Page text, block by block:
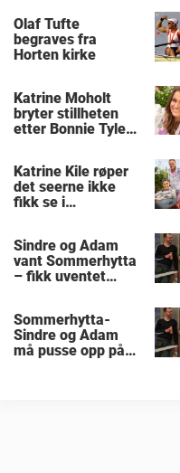
Olaf Tufte
begraves fra
Horten kirke
Katrine Moholt
bryter stillheten
etter Bonnie Tylers
Katrine Kile røper
det seerne ikke
fikk se i
Sindre og Adam
vant Sommerhytta
– fikk uventet
Sommerhytta-
Sindre og Adam
må pusse opp på